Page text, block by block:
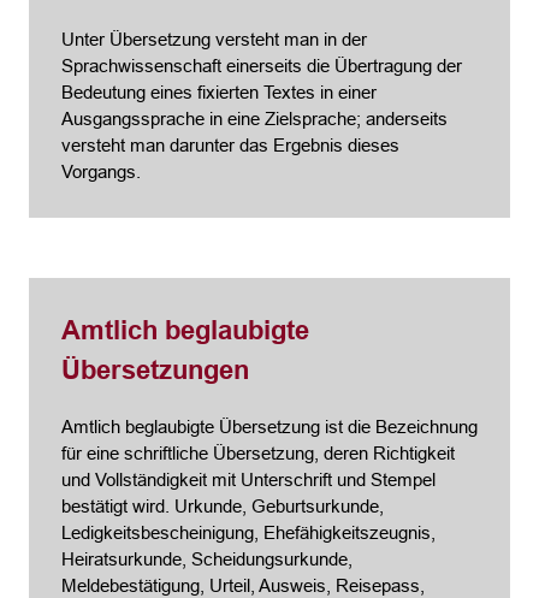
Unter Übersetzung versteht man in der
Sprachwissenschaft einerseits die Übertragung der
Bedeutung eines fixierten Textes in einer
Ausgangssprache in eine Zielsprache; anderseits
versteht man darunter das Ergebnis dieses
Vorgangs.
Amtlich beglaubigte
Übersetzungen
Amtlich beglaubigte Übersetzung ist die Bezeichnung
für eine schriftliche Übersetzung, deren Richtigkeit
und Vollständigkeit mit Unterschrift und Stempel
bestätigt wird. Urkunde, Geburtsurkunde,
Ledigkeitsbescheinigung, Ehefähigkeitszeugnis,
Heiratsurkunde, Scheidungsurkunde,
Meldebestätigung, Urteil, Ausweis, Reisepass,